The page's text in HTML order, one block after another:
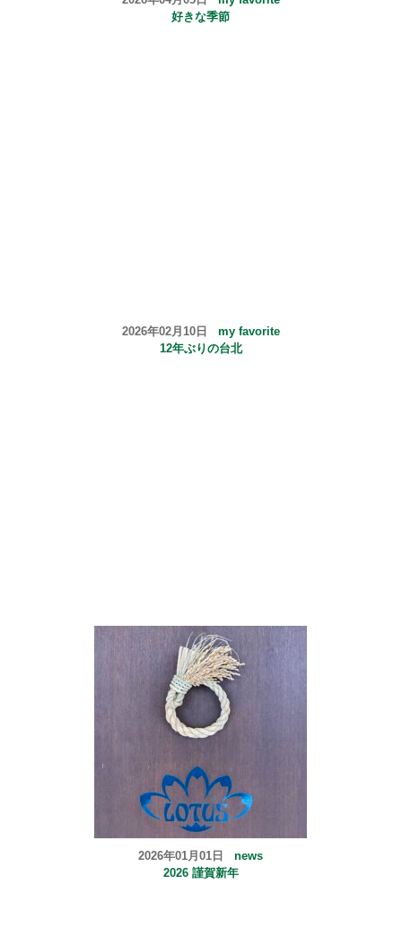
好きな季節
2026年02月10日 my favorite
12年ぶりの台北
2026年01月01日news
2026 謹賀新年